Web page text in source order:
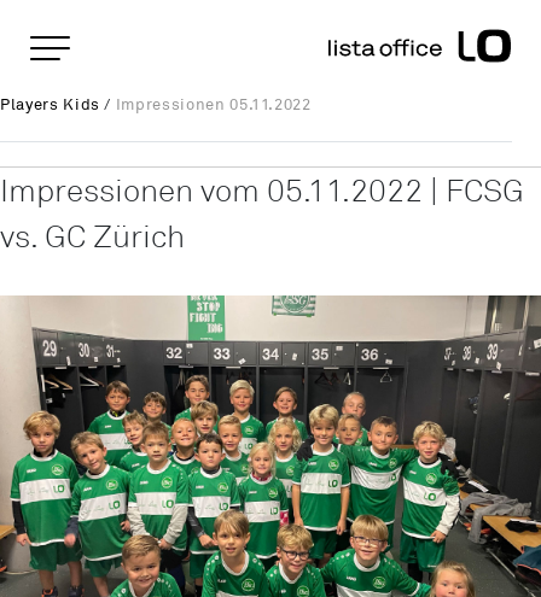
Impressionen 05.11.2022
Page d'accueil
Contact
Méta-navigation
Rootline
Players Kids / Impressionen 05.11.2022
Impressionen vom 05.11.2022 | FCSG
vs. GC Zürich